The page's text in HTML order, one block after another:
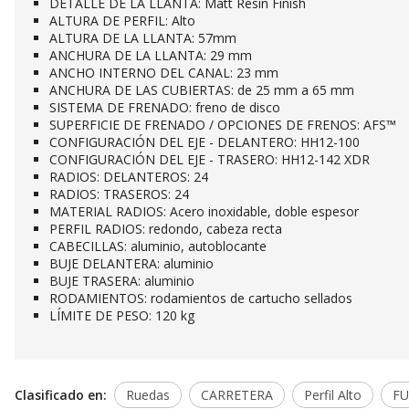
ALTURA DE PERFIL: Alto
ALTURA DE LA LLANTA: 57mm
ANCHURA DE LA LLANTA: 29 mm
ANCHO INTERNO DEL CANAL: 23 mm
ANCHURA DE LAS CUBIERTAS: de 25 mm a 65 mm
SISTEMA DE FRENADO: freno de disco
SUPERFICIE DE FRENADO / OPCIONES DE FRENOS: AFS™
CONFIGURACIÓN DEL EJE - DELANTERO: HH12-100
CONFIGURACIÓN DEL EJE - TRASERO: HH12-142 XDR
RADIOS: DELANTEROS: 24
RADIOS: TRASEROS: 24
MATERIAL RADIOS: Acero inoxidable, doble espesor
PERFIL RADIOS: redondo, cabeza recta
CABECILLAS: aluminio, autoblocante
BUJE DELANTERA: aluminio
BUJE TRASERA: aluminio
RODAMIENTOS: rodamientos de cartucho sellados
LÍMITE DE PESO: 120 kg
Clasificado en: Ruedas CARRETERA Perfil Alto